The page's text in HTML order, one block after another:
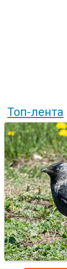
Топ-лента